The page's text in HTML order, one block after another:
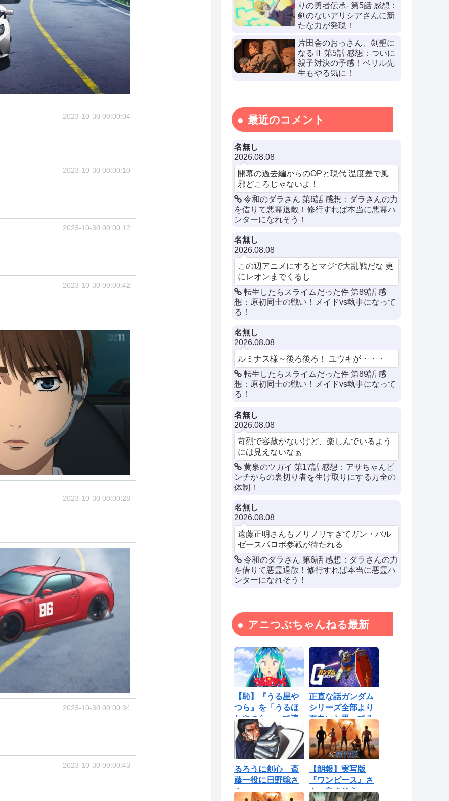
2023-10-30 00:00:04
2023-10-30 00:00:10
2023-10-30 00:00:12
2023-10-30 00:00:42
2023-10-30 00:00:28
2023-10-30 00:00:34
2023-10-30 00:00:43
りの勇者伝承- 第5話 感想：
剣のないアリシアさんに新
たな力が発現！
片田舎のおっさん、剣聖に
なるⅡ 第5話 感想：ついに
親子対決の予感！ベリル先
生もやる気に！
最近のコメント
名無し
2026.08.08
開幕の過去編からのOPと現代 温度差で風
邪どころじゃないよ！
令和のダラさん 第6話 感想：ダラさんの力
を借りて悪霊退散！修行すれば本当に悪霊ハ
ンターになれそう！
名無し
2026.08.08
この辺アニメにするとマジで大乱戦だな 更
にレオンまでくるし
転生したらスライムだった件 第89話 感
想：原初同士の戦い！メイドvs執事になって
る！
名無し
2026.08.08
ルミナス様～後ろ後ろ！ ユウキが・・・
転生したらスライムだった件 第89話 感
想：原初同士の戦い！メイドvs執事になって
る！
名無し
2026.08.08
苛烈で容赦がないけど、楽しんでいるよう
には見えないなぁ
黄泉のツガイ 第17話 感想：アサちゃんピ
ンチからの裏切り者を生け取りにする万全の
体制！
名無し
2026.08.08
遠藤正明さんもノリノリすぎてガン・バル
ゼースパロボ参戦が待たれる
令和のダラさん 第6話 感想：ダラさんの力
を借りて悪霊退散！修行すれば本当に悪霊ハ
ンターになれそう！
アニつぶちゃんねる最新
【恥】『うる星や
つら』を「うるほ
しやつら」って読
んでたわ…勘...
正直な話ガンダム
シリーズ全部より
面白いと思ってる
ロボットアニ...
るろうに剣心 斎
藤一役に日野聡さ
ん
【朗報】実写版
『ワンピース』さ
ん、良さそう